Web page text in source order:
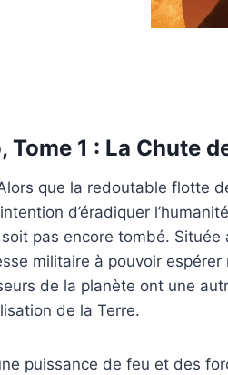
Tome 1 : La Chute
que la redoutable flotte
d’éradiquer
pas encore tombé.
militaire à pouvoir espérer
de la planète ont une
de la Terre.
puissance de feu et des